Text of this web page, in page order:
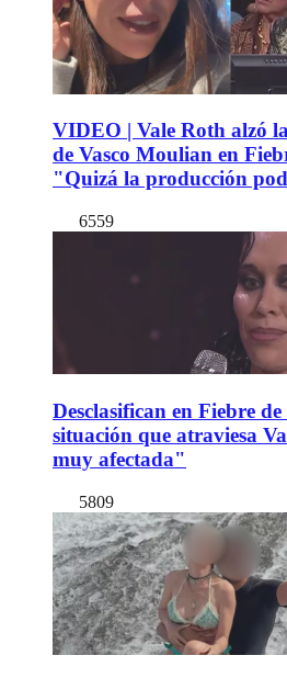
VIDEO | Vale Roth alzó
de Vasco Moulian en
"Quizá la producción
6559
Desclasifican en Fiebre
situación que atraviesa
muy afectada"
5809